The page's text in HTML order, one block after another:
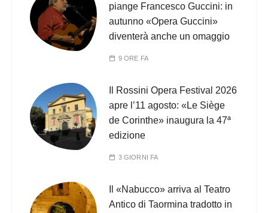
piange Francesco Guccini: in
autunno «Opera Guccini»
diventerà anche un omaggio
9 ORE FA
Il Rossini Opera Festival 2026
apre l’11 agosto: «Le Siège
de Corinthe» inaugura la 47ª
edizione
3 GIORNI FA
Il «Nabucco» arriva al Teatro
Antico di Taormina tradotto in